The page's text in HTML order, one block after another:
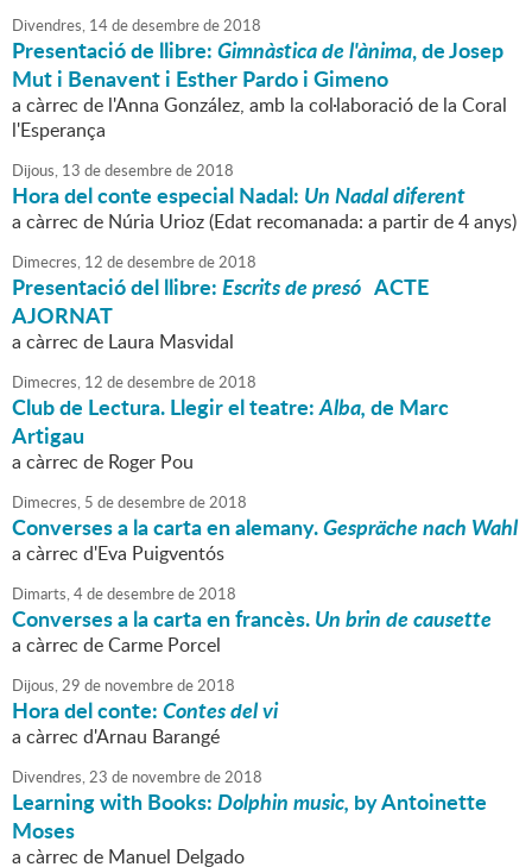
Divendres, 14dedesembrede2018
Presentació de llibre:Gimnàstica de l'ànima, de Josep
Mut i Benavent i Esther Pardo i Gimeno
a càrrec de l'Anna González, amb la col·laboració de la Coral
l'Esperança
Dijous, 13 dedesembrede2018
Hora del conte especial Nadal: Un Nadal diferent
a càrrec de Núria Urioz (Edat recomanada: a partir de 4 anys)
Dimecres, 12 dedesembrede2018
Presentació del llibre:Escrits de presó ACTE
AJORNAT
a càrrec de Laura Masvidal
Dimecres, 12 dedesembrede2018
Club de Lectura. Llegir el teatre:Alba,de Marc
Artigau
a càrrec de Roger Pou
Dimecres, 5 dedesembrede2018
Converses a la carta en alemany.Gespräche nach Wahl
a càrrec d'Eva Puigventós
Dimarts,4dedesembrede2018
Converses a la carta en francès.Un brin de causette
a càrrec de Carme Porcel
Dijous,29 de novembrede2018
Hora del conte:Contes del vi
a càrrec d'Arnau Barangé
Divendres,23 de novembrede2018
Learning with Books:Dolphin music, by Antoinette
Moses
a càrrec de Manuel Delgado